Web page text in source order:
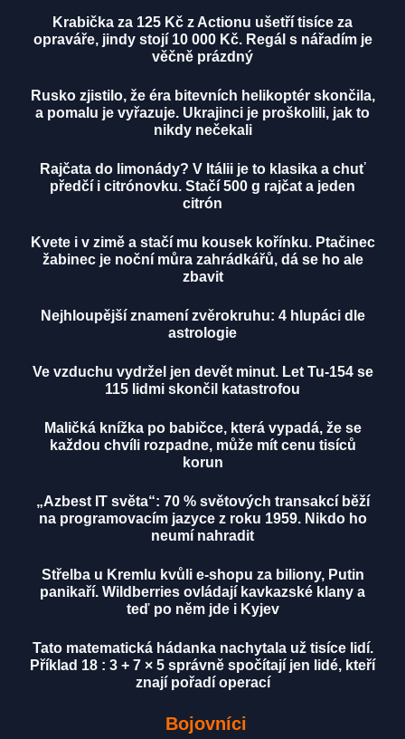
Krabička za 125 Kč z Actionu ušetří tisíce za
opraváře, jindy stojí 10 000 Kč. Regál s nářadím je
věčně prázdný
Rusko zjistilo, že éra bitevních helikoptér skončila,
a pomalu je vyřazuje. Ukrajinci je proškolili, jak to
nikdy nečekali
Rajčata do limonády? V Itálii je to klasika a chuť
předčí i citrónovku. Stačí 500 g rajčat a jeden
citrón
Kvete i v zimě a stačí mu kousek kořínku. Ptačinec
žabinec je noční můra zahrádkářů, dá se ho ale
zbavit
Nejhloupější znamení zvěrokruhu: 4 hlupáci dle
astrologie
Ve vzduchu vydržel jen devět minut. Let Tu-154 se
115 lidmi skončil katastrofou
Maličká knížka po babičce, která vypadá, že se
každou chvíli rozpadne, může mít cenu tisíců
korun
„Azbest IT světa“: 70 % světových transakcí běží
na programovacím jazyce z roku 1959. Nikdo ho
neumí nahradit
Střelba u Kremlu kvůli e-shopu za biliony, Putin
panikaří. Wildberries ovládají kavkazské klany a
teď po něm jde i Kyjev
Tato matematická hádanka nachytala už tisíce lidí.
Příklad 18 : 3 + 7 × 5 správně spočítají jen lidé, kteří
znají pořadí operací
Bojovníci